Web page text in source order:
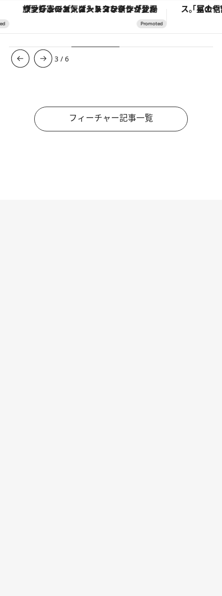
ヴァシュロン・コンスタンタン「オーヴァーシーズ・オートマティック」。旅愛好家のお気に入りコレクションから、ジェンダーレスな新作が登場
3 /6
フィーチャー記事一覧